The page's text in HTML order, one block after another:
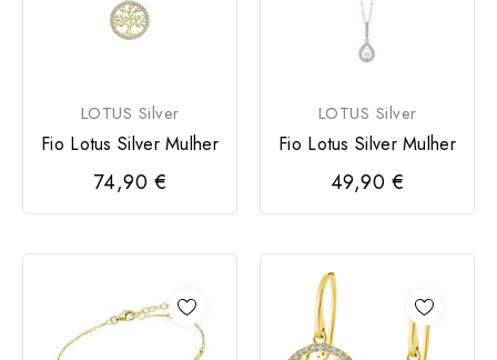
LOTUS Silver
Fio Lotus Silver Mulher
74,90 €
LOTUS Silver
Fio Lotus Silver Mulher
49,90 €